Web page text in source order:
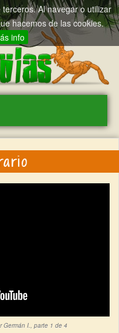
Al navegar o utilizar
hacemos de las cookies.
info
Germán I., parte 1 de 4